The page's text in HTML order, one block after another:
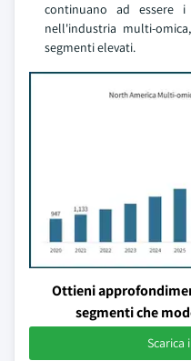
continuano ad essere
nell'industria multi-
segmenti elevati.
Ottieni
segmenti che
Scarica